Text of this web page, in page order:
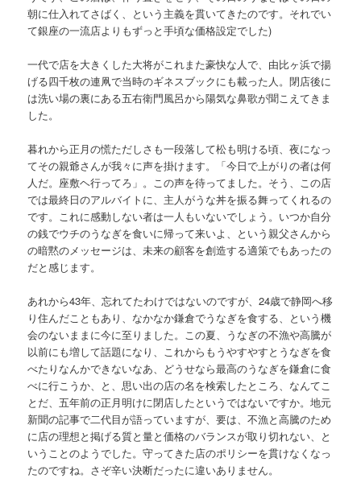
朝に仕入れてさばく、という主義を貫いてきたのです。それでい
て銀座の一流店よりもずっと手頃な価格設定でした)
一代で店を大きくした大将がこれまた豪快な人で、由比ヶ浜で揚
げる四千枚の連凧で当時のギネスブックにも載った人。閉店後に
は洗い場の裏にある五右衛門風呂から陽気な鼻歌が聞こえてきま
した。
暮れから正月の慌ただしさも一段落して松も明ける頃、夜になっ
てその親爺さんが我々に声を掛けます。「今日で上がりの者は何
人だ。座敷ヘ行ってろ」。この声を待ってました。そう、この店
では最終日のアルバイトに、主人がうな丼を振る舞ってくれるの
です。これに感動しない者は一人もいないでしょう。いつか自分
の銭でウチのうなぎを食いに帰って来いよ、という親父さんから
の暗黙のメッセージは、未来の顧客を創造する適策でもあったの
だと感じます。
あれから43年、忘れてたわけではないのですが、24歳で静岡へ移
り住んだこともあり、なかなか鎌倉でうなぎを食する、という機
会のないままに今に至りました。この夏、うなぎの不漁や高騰が
以前にも増して話題になり、これからもうやすやすとうなぎを食
べたりなんかできないなあ、どうせなら最高のうなぎを鎌倉に食
べに行こうか、と、思い出の店の名を検索したところ、なんてこ
とだ、五年前の正月明けに閉店したというではないですか。地元
新聞の記事で二代目が語っていますが、要は、不漁と高騰のため
に店の理想と掲げる質と量と価格のバランスが取り切れない、と
いうことのようでした。守ってきた店のポリシーを貫けなくなっ
たのですね。さぞ辛い決断だったに違いありません。